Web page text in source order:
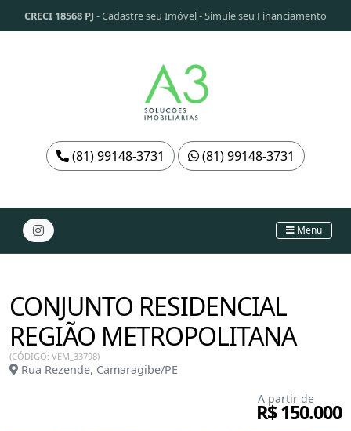
CRECI 18568 PJ -Cadastre seu Imóvel-Simule seu Financiamento
(81) 99148-3731 (81) 99148-3731
Menu
CONJUNTO RESIDENCIAL
REGIÃO METROPOLITANA
(CÓDIGO: VEM_33798)
Rua Rezende, Camaragibe/PE
A partir de
R$ 150.000